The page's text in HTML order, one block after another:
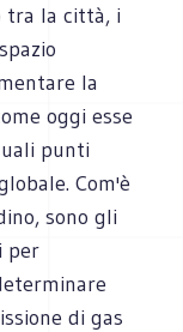
tra la città, i
la
oggi esse
punti
Com'è
sono gli
per
di gas